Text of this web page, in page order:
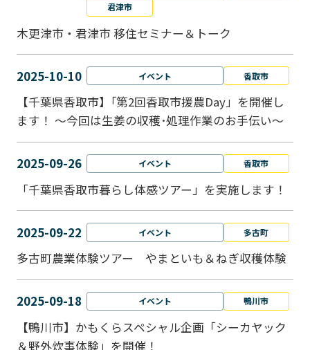
君津市
木更津市・君津市 移住セミナー＆トーク
2025-10-10 イベント 香取市
【千葉県香取市】｢第2回香取市援農Day」を開催し
ます！ ～今回は生姜の収穫･処理作業のお手伝い～
2025-09-26 イベント 香取市
「千葉県香取市暮らし体感ツアー」を実施します！
2025-09-22 イベント 多古町
多古町農業体験ツアー やまといも＆ねぎ収穫体験
2025-09-18 イベント 鴨川市
【鴨川市】かもくらスペシャル企画「シーカヤック
＆野外炊事体験」を開催！